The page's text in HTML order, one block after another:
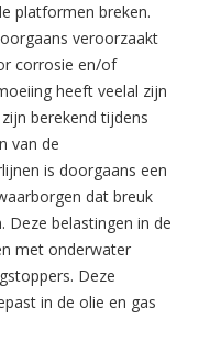
platformen breken.
veroorzaakt
corrosie en/of
heeft veelal zijn
berekend tijdens
van de
is doorgaans een
dat breuk
belastingen in de
met onderwater
Deze
in de olie en gas